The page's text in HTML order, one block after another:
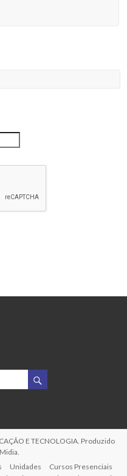
E TECNOLOGIA. Produzido
.
Unidades
Cursos Presenciais